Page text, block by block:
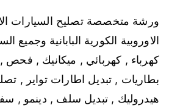
ورشة متخصصة تصليح السيارات
الاوروبية الكورية البابانية وجميع
كهرباء , كهربائي , ميكانيك , فحص
بطاريات , تبديل اطارات تواير ,
هيدروليك , تبديل سلف , دينمو ,